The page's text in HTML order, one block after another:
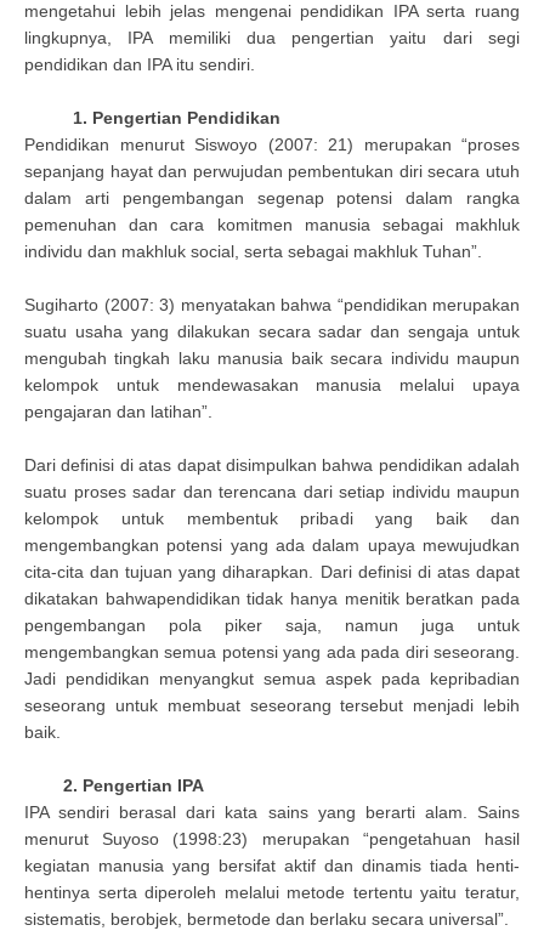
mengetahui lebih jelas mengenai pendidikan IPA serta ruang
lingkupnya, IPA memiliki dua pengertian yaitu dari segi
pendidikan dan IPA itu sendiri.
1. Pengertian Pendidikan
Pendidikan menurut Siswoyo (2007: 21) merupakan “proses
sepanjang hayat dan perwujudan pembentukan diri secara utuh
dalam arti pengembangan segenap potensi dalam rangka
pemenuhan dan cara komitmen manusia sebagai makhluk
individu dan makhluk social, serta sebagai makhluk Tuhan”.
Sugiharto (2007: 3) menyatakan bahwa “pendidikan merupakan
suatu usaha yang dilakukan secara sadar dan sengaja untuk
mengubah tingkah laku manusia baik secara individu maupun
kelompok untuk mendewasakan manusia melalui upaya
pengajaran dan latihan”.
Dari definisi di atas dapat disimpulkan bahwa pendidikan adalah
suatu proses sadar dan terencana dari setiap individu maupun
kelompok untuk membentuk pribadi yang baik dan
mengembangkan potensi yang ada dalam upaya mewujudkan
cita-cita dan tujuan yang diharapkan. Dari definisi di atas dapat
dikatakan bahwapendidikan tidak hanya menitik beratkan pada
pengembangan pola piker saja, namun juga untuk
mengembangkan semua potensi yang ada pada diri seseorang.
Jadi pendidikan menyangkut semua aspek pada kepribadian
seseorang untuk membuat seseorang tersebut menjadi lebih
baik.
2. Pengertian IPA
IPA sendiri berasal dari kata sains yang berarti alam. Sains
menurut Suyoso (1998:23) merupakan “pengetahuan hasil
kegiatan manusia yang bersifat aktif dan dinamis tiada henti-
hentinya serta diperoleh melalui metode tertentu yaitu teratur,
sistematis, berobjek, bermetode dan berlaku secara universal”.